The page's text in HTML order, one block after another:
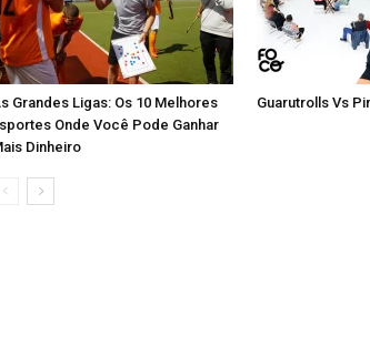
Grandes Ligas: Os 10 Melhores
Onde Você Pode Ganhar
Dinheiro
Guarutrolls Vs